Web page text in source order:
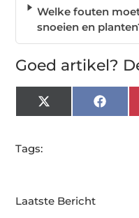
Welke fouten
snoeien en
Goed artikel?
X
(Twitter)
Tags:
Laatste Bericht